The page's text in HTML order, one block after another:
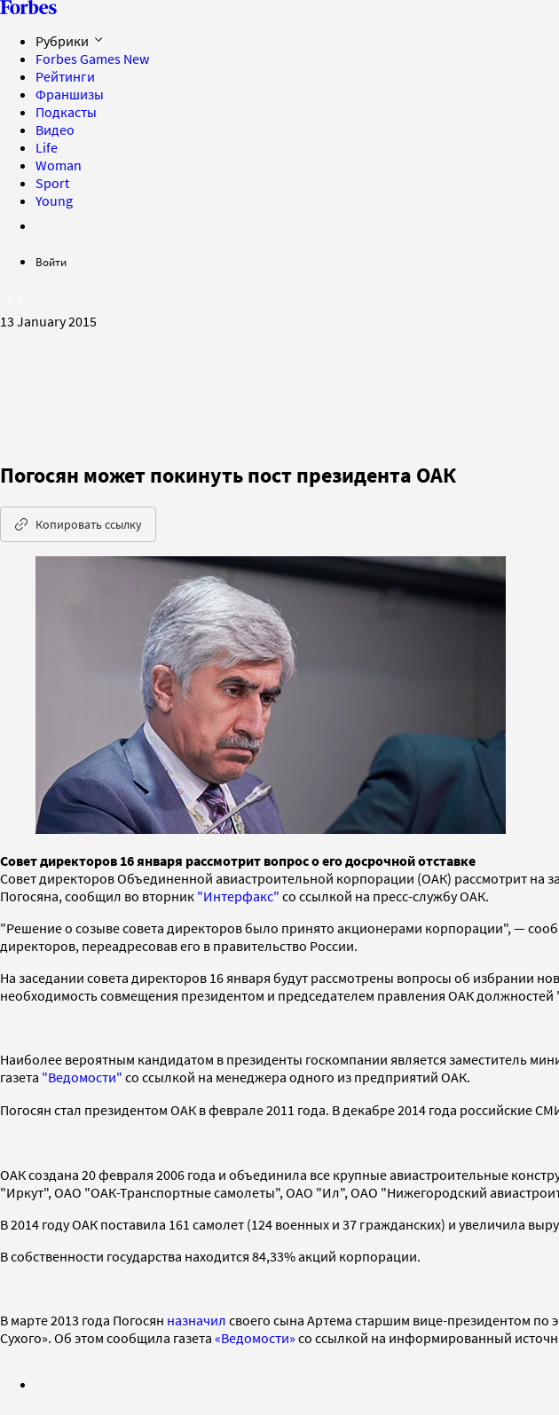
Рубрики
Forbes Games New
Рейтинги
Франшизы
Подкасты
Видео
Life
Woman
Sport
Young
Войти
13 January 2015
Погосян может покинуть пост президента ОАК
Копировать ссылку
Совет директоров 16 января рассмотрит вопрос о его досрочной отставке
Совет директоров Объединенной авиастроительной корпорации (ОАК) рассмотрит
Погосяна, сообщил во вторник "Интерфакс" со ссылкой на пресс-службу ОАК.
"Решение о созыве совета директоров было принято акционерами корпорации", —
директоров, переадресовав его в правительство России.
На заседании совета директоров 16 января будут рассмотрены вопросы об избрании
необходимость совмещения президентом и председателем правления ОАК должностей
Наиболее вероятным кандидатом в президенты госкомпании является заместитель
газета "Ведомости" со ссылкой на менеджера одного из предприятий ОАК.
Погосян стал президентом ОАК в феврале 2011 года. В декабре 2014 года российские
ОАК создана 20 февраля 2006 года и объединила все крупные авиастроительные
"Иркут", ОАО "ОАК-Транспортные самолеты", ОАО "Ил", ОАО "Нижегородский
В 2014 году ОАК поставила 161 самолет (124 военных и 37 гражданских) и увеличила
В собственности государства находится 84,33% акций корпорации.
В марте 2013 года Погосян назначил своего сына Артема старшим вице-президентом
Сухого». Об этом сообщила газета «Ведомости» со ссылкой на информированный